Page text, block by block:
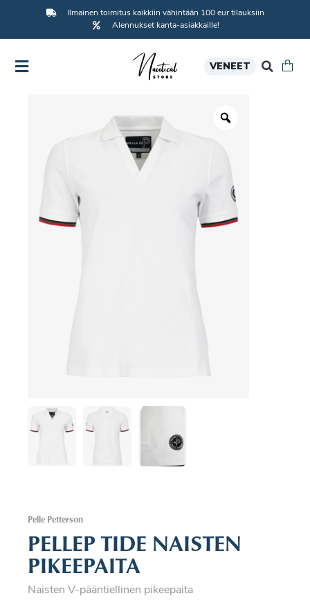
Ilmainen toimitus kaikkiin vähintään 100 eur tilauksiin
Alennukset kanta-asiakkaille!
VENEET
Pelle Petterson
PELLEP TIDE NAISTEN
PIKEEPAITA
Naisten V-pääntiellinen pikeepaita